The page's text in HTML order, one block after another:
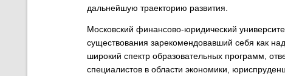
дальнейшую траекторию развития.
Московский финансово-юридический
существования зарекомендовавший себя как
широкий спектр образовательных программ,
специалистов в области экономики,